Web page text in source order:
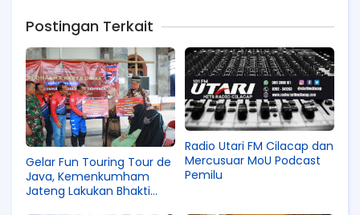
Postingan Terkait
Gelar Fun Touring Tour de
Java, Kemenkumham
Jateng Lakukan Bhakti
Radio Utari FM Cilacap dan
Mercusuar MoU Podcast
Pemilu